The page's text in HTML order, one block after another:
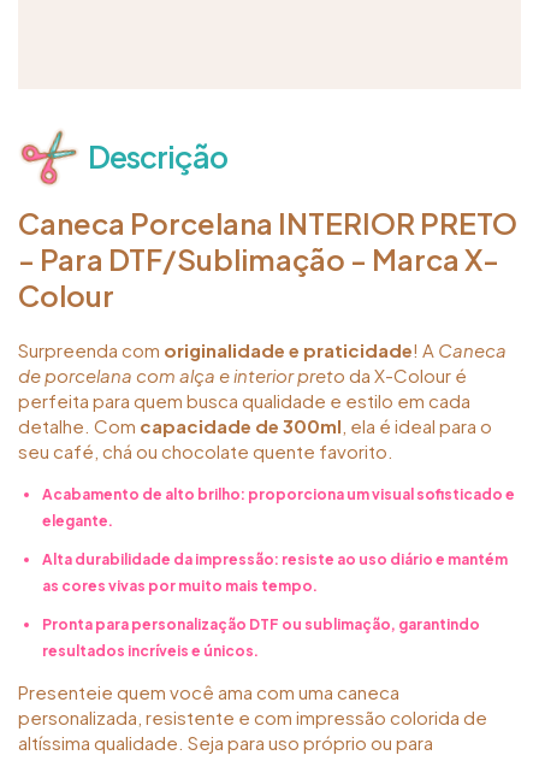
Descrição
Caneca Porcelana INTERIOR PRETO
- Para DTF/Sublimação - Marca X-
Colour
Surpreenda com originalidade e praticidade! A Caneca
de porcelana com alça e interior preto da X-Colour é
perfeita para quem busca qualidade e estilo em cada
detalhe. Com capacidade de 300ml , ela é ideal para o
seu café, chá ou chocolate quente favorito.
Acabamento de alto brilho: proporciona um visual sofisticado e
elegante.
Alta durabilidade da impressão: resiste ao uso diário e mantém
as cores vivas por muito mais tempo.
Pronta para personalização DTF ou sublimação, garantindo
resultados incríveis e únicos.
Presenteie quem você ama com uma caneca
personalizada, resistente e com impressão colorida de
altíssima qualidade. Seja para uso próprio ou para